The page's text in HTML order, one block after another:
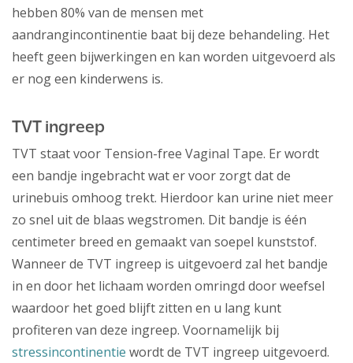
hebben 80% van de mensen met
aandrangincontinentie baat bij deze behandeling. Het
heeft geen bijwerkingen en kan worden uitgevoerd als
er nog een kinderwens is.
TVT ingreep
TVT staat voor Tension-free Vaginal Tape. Er wordt
een bandje ingebracht wat er voor zorgt dat de
urinebuis omhoog trekt. Hierdoor kan urine niet meer
zo snel uit de blaas wegstromen. Dit bandje is één
centimeter breed en gemaakt van soepel kunststof.
Wanneer de TVT ingreep is uitgevoerd zal het bandje
in en door het lichaam worden omringd door weefsel
waardoor het goed blijft zitten en u lang kunt
profiteren van deze ingreep. Voornamelijk bij
stressincontinentie wordt de TVT ingreep uitgevoerd.